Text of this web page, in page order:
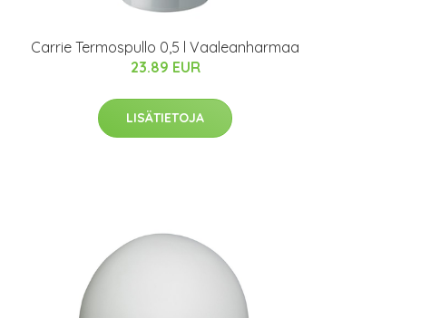
Carrie Termospullo 0,5 l Vaaleanharmaa
23.89 EUR
LISÄTIETOJA